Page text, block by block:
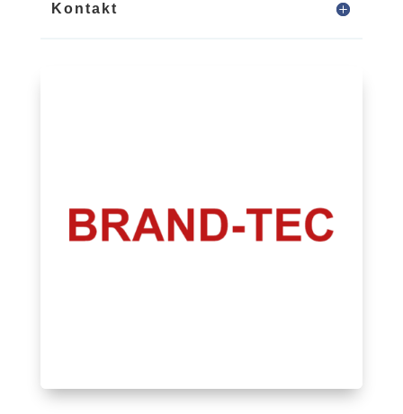
Kontakt